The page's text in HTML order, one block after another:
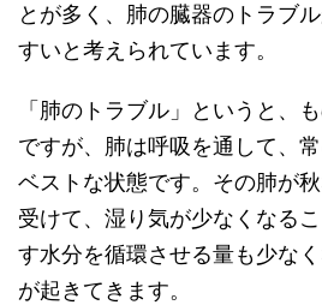
とが多く、肺の臓器のトラブ
すいと考えられています。
「肺のトラブル」というと、
ですが、肺は呼吸を通して、
ベストな状態です。その肺が
受けて、湿り気が少なくなる
す水分を循環させる量も少な
が起きてきます。